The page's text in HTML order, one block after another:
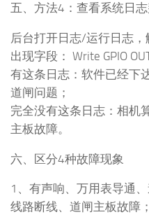
五、方法4：查看系统日
后台打开日志/运行日志，
出现字段： Write GPIO
有这条日志：软件已经下
道闸问题；
完全没有这条日志：相机
主板故障。
六、区分4种故障现象
1、有声响、万用表导通
线路断线、道闸主板故障；